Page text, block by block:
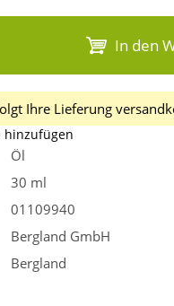
In den
Ihre Lieferung
hinzufügen
Öl
30 ml
01109940
Bergland GmbH
Bergland